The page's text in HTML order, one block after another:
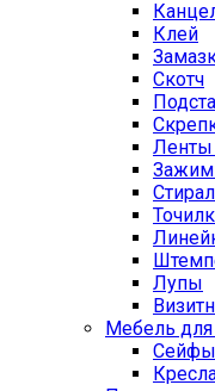
Клей
Скотч
Ленты
Лупы
Мебель
Сейфы